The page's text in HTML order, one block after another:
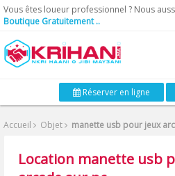
Vous êtes loueur professionnel ? Nous
Boutique Gratuitement ..
Réserver en ligne
Accueil Objet manette usb pour jeux
Location manette usb